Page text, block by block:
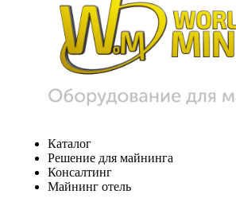
Каталог
Решение для майнинга
Консалтинг
Майнинг отель